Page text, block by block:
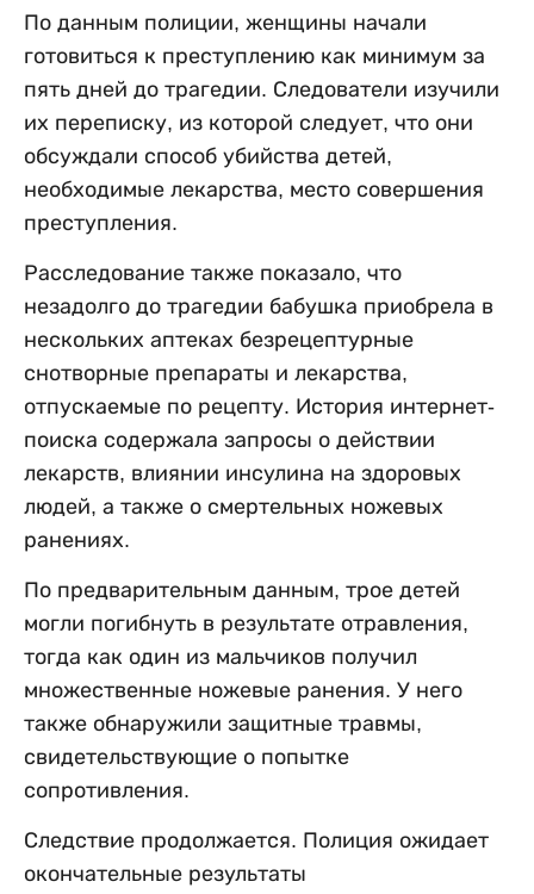
По данным полиции, женщины начали
готовиться к преступлению как минимум за
пять дней до трагедии. Следователи изучили
их переписку, из которой следует, что они
обсуждали способ убийства детей,
необходимые лекарства, место совершения
преступления.
Расследование также показало, что
незадолго до трагедии бабушка приобрела в
нескольких аптеках безрецептурные
снотворные препараты и лекарства,
отпускаемые по рецепту. История интернет-
поиска содержала запросы о действии
лекарств, влиянии инсулина на здоровых
людей, а также о смертельных ножевых
ранениях.
По предварительным данным, трое детей
могли погибнуть в результате отравления,
тогда как один из мальчиков получил
множественные ножевые ранения. У него
также обнаружили защитные травмы,
свидетельствующие о попытке
сопротивления.
Следствие продолжается. Полиция ожидает
окончательные результаты